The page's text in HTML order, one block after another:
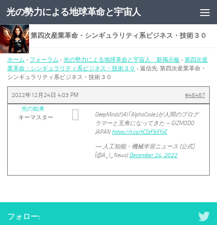
コンテンツへスキップ
光の勢力による地球革命と宇宙人
返信先: 第四次産業革命・シンギュラリティ系ビジネス・技術３０
ホーム › フォーラム › 光の勢力による地球革命と宇宙人 新掲示板 › 第四次産
業革命・シンギュラリティ系ビジネス・技術３０ › 返信先: 第四次産業革命・
シンギュラリティ系ビジネス・技術３０
2022年12月24日 4:03 PM
#46467
光の如来
キーマスター
DeepMindのAI｢AlphaCode｣が人間のプログ
ラマーと互角になってきた – GIZMODO
JAPAN https://t.co/tCStFbXYvC
— 人工知能・機械学習ニュース [公式]
(@A_I_News) December 24, 2022
フォロー: